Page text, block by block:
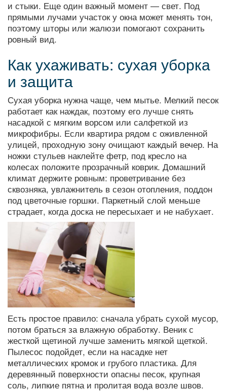
и стыки. Еще один важный момент — свет. Под
прямыми лучами участок у окна может менять тон,
поэтому шторы или жалюзи помогают сохранить
ровный вид.
Как ухаживать: сухая уборка
и защита
Сухая уборка нужна чаще, чем мытье. Мелкий песок
работает как наждак, поэтому его лучше снять
насадкой с мягким ворсом или салфеткой из
микрофибры. Если квартира рядом с оживленной
улицей, проходную зону очищают каждый вечер. На
ножки стульев наклейте фетр, под кресло на
колесах положите прозрачный коврик. Домашний
климат держите ровным: проветривание без
сквозняка, увлажнитель в сезон отопления, поддон
под цветочные горшки. Паркетный слой меньше
страдает, когда доска не пересыхает и не набухает.
Есть простое правило: сначала убрать сухой мусор,
потом браться за влажную обработку. Веник с
жесткой щетиной лучше заменить мягкой щеткой.
Пылесос подойдет, если на насадке нет
металлических кромок и грубого пластика. Для
деревянный поверхности опасны песок, крупная
соль, липкие пятна и пролитая вода возле швов.